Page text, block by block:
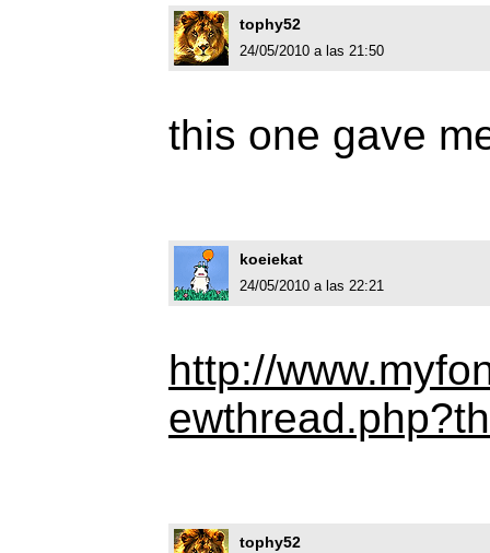
tophy52
24/05/2010 a las 21:50
this one gave
koeiekat
24/05/2010 a las 22:21
http://
tophy52